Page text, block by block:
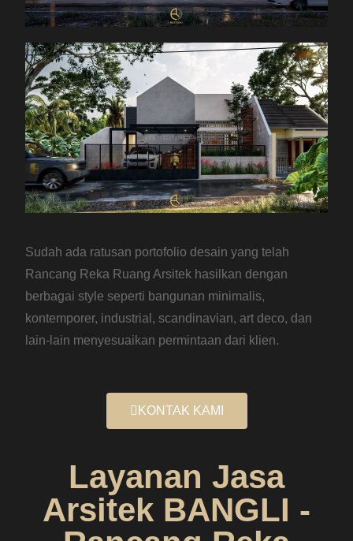
Sudah ada ratusan portofolio desain yang telah
Rancang Reka Ruang Arsitek hasilkan dengan
berbagai style seperti bangunan minimalis,
kontemporer, industrial, scandinavian, art deco, dan
lain-lain menyesuaikan permintaan dari klien.
KONTAK KAMI
Layanan Jasa
Arsitek BANGLI -